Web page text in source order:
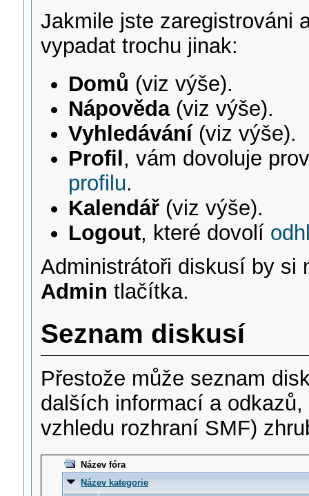
Jakmile jste zaregistrováni
vypadat trochu jinak:
Domů (viz výše).
Nápověda(viz výše).
Vyhledávání (viz výše).
Profil , vám dovoluje
profilu.
Kalendář (viz výše).
Logout, které dovolí
Administrátoři diskusí by si
Admin tlačítka.
Seznam diskusí
Přestože může seznam
dalších informací a
vzhledu rozhraní SMF)
Název fóra
Název kategorie